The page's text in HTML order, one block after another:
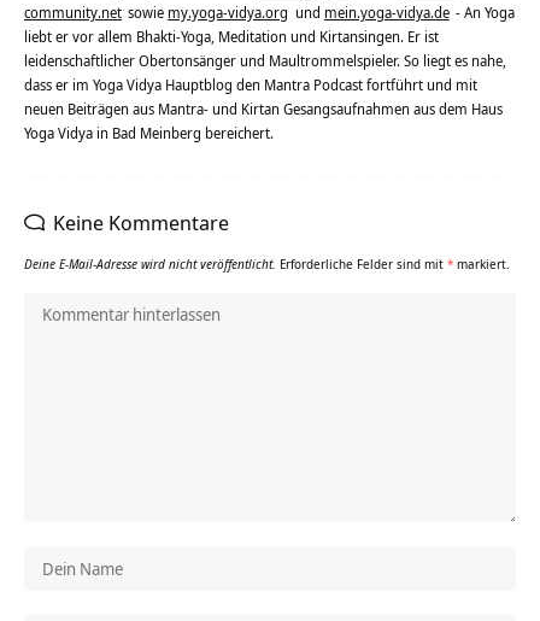
community.net sowie my.yoga-vidya.org und mein.yoga-vidya.de - An Yoga
liebt er vor allem Bhakti-Yoga, Meditation und Kirtansingen. Er ist
leidenschaftlicher Obertonsänger und Maultrommelspieler. So liegt es nahe,
dass er im Yoga Vidya Hauptblog den Mantra Podcast fortführt und mit
neuen Beiträgen aus Mantra- und Kirtan Gesangsaufnahmen aus dem Haus
Yoga Vidya in Bad Meinberg bereichert.
Keine Kommentare
Deine E-Mail-Adresse wird nicht veröffentlicht. Erforderliche Felder sind mit * markiert.